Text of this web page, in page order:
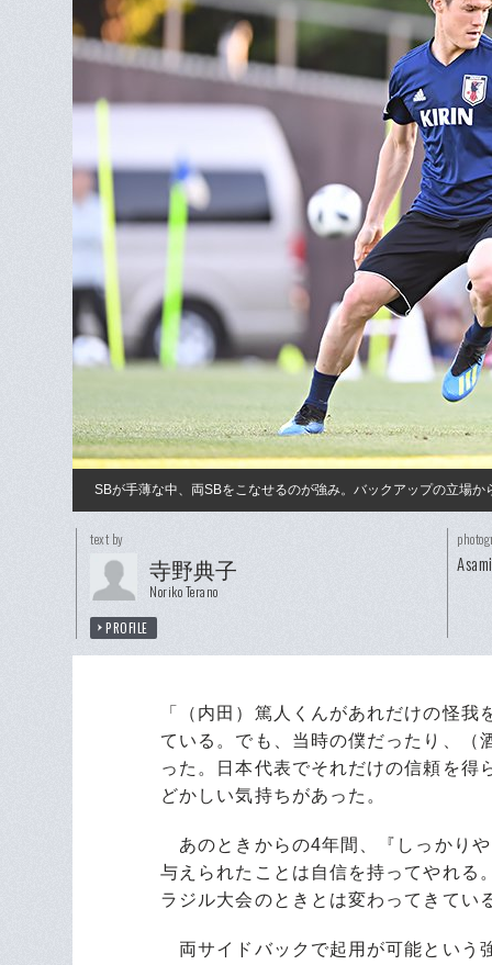
SBが手薄な中、両SBをこなせるのが強み。バックアップの立場
text by
寺野典子
Noriko Terano
PROFILE
「（内田）篤人くんがあれだけの怪
ている。でも、当時の僕だったり、（
った。日本代表でそれだけの信頼を
どかしい気持ちがあった。
あのときからの4年間、『しっかり
与えられたことは自信を持ってやれる
ラジル大会のときとは変わってきてい
両サイドバックで起用が可能という